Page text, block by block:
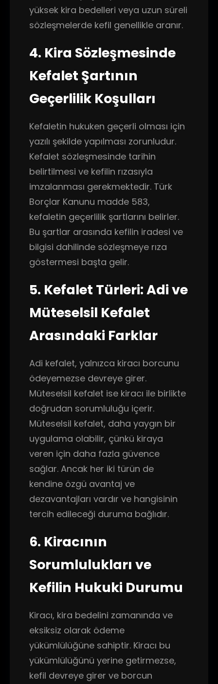
yüksek kira bedelleri veya uzun süreli
sözleşmelerde kefil genellikle aranır.
4. Kira Sözleşmesinde
Kefalet Şartının
Geçerlilik Koşulları
Kefaletin hukuken geçerli olması için
yazılı şekilde yapılması zorunludur.
Kefalet sözleşmesinde tarihin
belirtilmesi ve kefilin rızasıyla
imzalanması gerekmektedir. Türk
Borçlar Kanunu madde 583,
kefaletin geçerlilik şartlarını belirler.
Bu şartlar arasında kefilin iradesi ve
bilgisi dahilinde sözleşmeye rıza
göstermesi başta gelir.
5. Kefalet Türleri: Adi ve
Müteselsil Kefalet
Arasındaki Farklar
Adi kefalet, yalnızca kiracı borcunu
ödeyemezse devreye girer.
Müteselsil kefalet ise kiracı ile birlikte
doğrudan sorumluluğu içerir.
Müteselsil kefalet, daha yaygın bir
uygulama olabilir, çünkü kiraya
veren için daha fazla güvence
sağlar. Ancak her iki türün de
kendine özgü avantaj ve
dezavantajları vardır ve hangisinin
tercih edileceği duruma bağlıdır.
6. Kiracının
Sorumlulukları ve
Kefilin Hukuki Durumu
Kiracı, kira bedelini zamanında ve
eksiksiz olarak ödeme
yükümlülüğüne sahiptir. Kiracı bu
yükümlülüğünü yerine getirmezse,
kefil devreye girer ve borcun